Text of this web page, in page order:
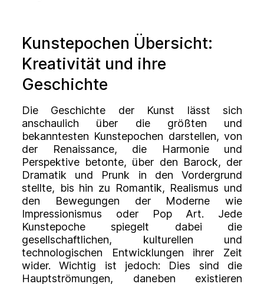
Kunstepochen Übersicht:
Kreativität und ihre
Geschichte
Die Geschichte der Kunst lässt sich
anschaulich über die größten und
bekanntesten Kunstepochen darstellen, von
der Renaissance, die Harmonie und
Perspektive betonte, über den Barock, der
Dramatik und Prunk in den Vordergrund
stellte, bis hin zu Romantik, Realismus und
den Bewegungen der Moderne wie
Impressionismus oder Pop Art. Jede
Kunstepoche spiegelt dabei die
gesellschaftlichen, kulturellen und
technologischen Entwicklungen ihrer Zeit
wider. Wichtig ist jedoch: Dies sind die
Hauptströmungen, daneben existieren